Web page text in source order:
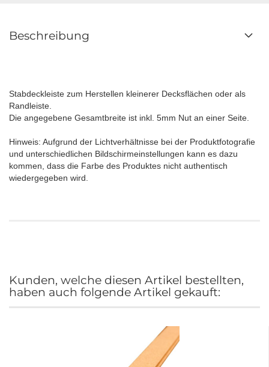
Beschreibung
Stabdeckleiste zum Herstellen kleinerer Decksflächen oder als
Randleiste.
Die angegebene Gesamtbreite ist inkl. 5mm Nut an einer Seite.
Hinweis: Aufgrund der Lichtverhältnisse bei der Produktfotografie
und unterschiedlichen Bildschirmeinstellungen kann es dazu
kommen, dass die Farbe des Produktes nicht authentisch
wiedergegeben wird.
Kunden, welche diesen Artikel bestellten,
haben auch folgende Artikel gekauft: